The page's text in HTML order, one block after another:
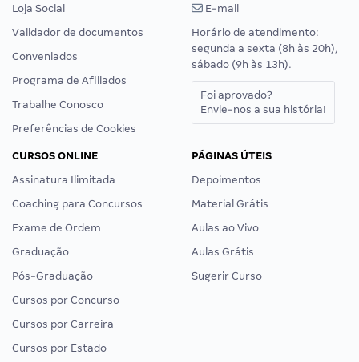
Loja Social
Validador de documentos
Conveniados
Programa de Afiliados
Trabalhe Conosco
Preferências de Cookies
E-mail
Horário de atendimento:
segunda a sexta (8h às 20h),
sábado (9h às 13h).
Foi aprovado?
Envie-nos a sua história!
CURSOS ONLINE
Assinatura Ilimitada
Coaching para Concursos
Exame de Ordem
Graduação
Pós-Graduação
Cursos por Concurso
Cursos por Carreira
Cursos por Estado
PÁGINAS ÚTEIS
Depoimentos
Material Grátis
Aulas ao Vivo
Aulas Grátis
Sugerir Curso